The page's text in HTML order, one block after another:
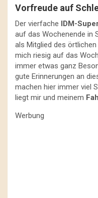
Vorfreude auf
Der vierfache IDM-
auf das Wochenende in
als Mitglied des
mich riesig auf das
immer etwas ganz
gute Erinnerungen an
machen hier immer viel
liegt mir und meinem
Werbung